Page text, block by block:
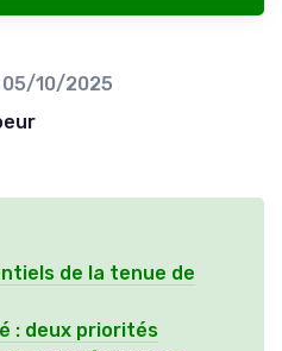
05/10/2025
de la tenue de
: deux priorités